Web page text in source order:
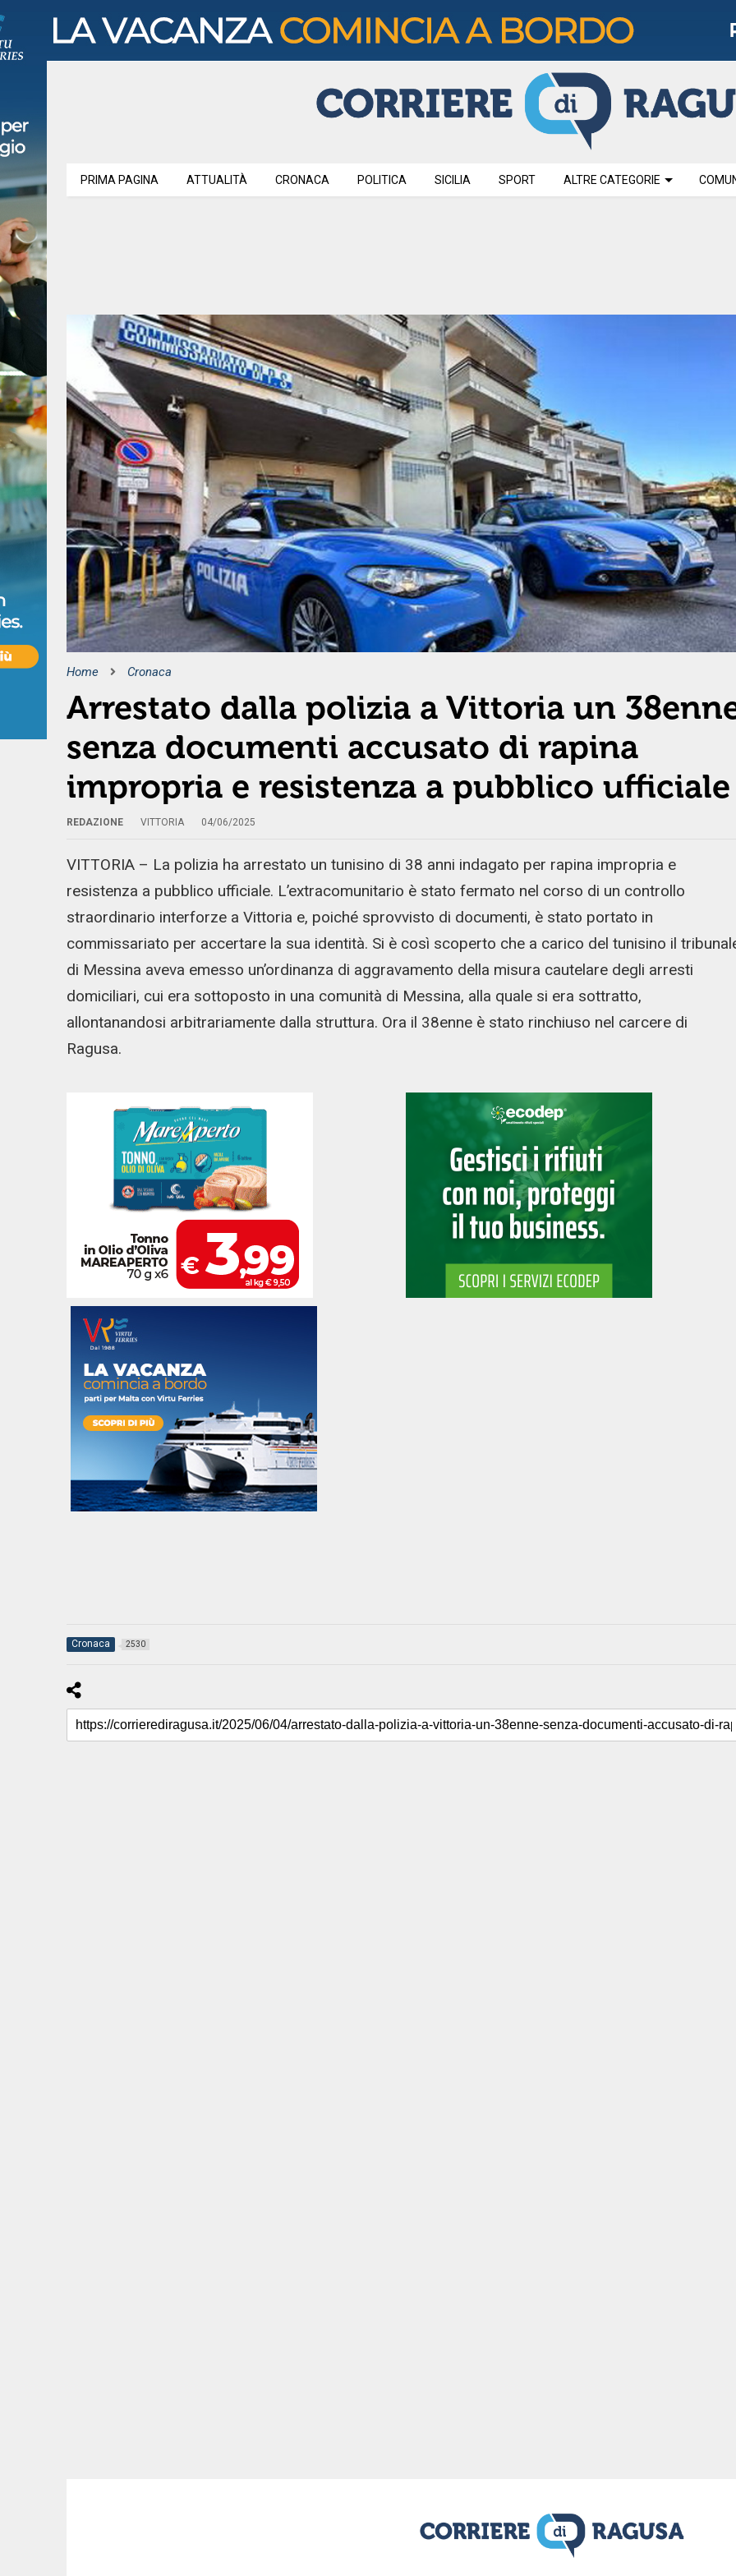
PRIMA PAGINA ATTUALITÀ CRONACA POLITICA SICILIA SPORT ALTRE CATEGORIE
Home Cronaca
Arrestato dalla polizia a Vittoria un
senza documenti accusato di rapina
impropria e resistenza a pubblico ufficiale
REDAZIONE VITTORIA 04/06/2025
VITTORIA – La polizia ha arrestato un tunisino di 38 anni indagato per rapina impropria e
resistenza a pubblico ufficiale. L’extracomunitario è stato fermato nel corso di un controllo
straordinario interforze a Vittoria e, poiché sprovvisto di documenti, è stato portato in
commissariato per accertare la sua identità. Si è così scoperto che a carico del tunisino il
di Messina aveva emesso un’ordinanza di aggravamento della misura cautelare degli arresti
domiciliari, cui era sottoposto in una comunità di Messina, alla quale si era sottratto,
allontanandosi arbitrariamente dalla struttura. Ora il 38enne è stato rinchiuso nel carcere di
Ragusa.
Cronaca 2530